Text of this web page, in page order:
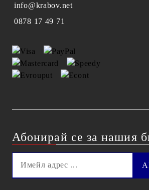
info@krabov.net
0878 17 49 71
Абонирай се за нашия